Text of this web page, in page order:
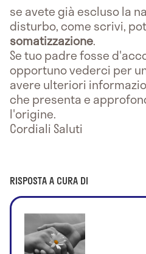
se avete già escluso la
disturbo, come scrivi,
somatizzazione.
Se tuo padre fosse
opportuno vederci per
avere ulteriori
che presenta e
l'origine.
Cordiali Saluti
RISPOSTA A CURA DI